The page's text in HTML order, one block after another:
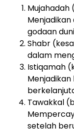
Mujahadah
godaan
Shabr
dalam
Istiqamah
Tawakkal
setelah